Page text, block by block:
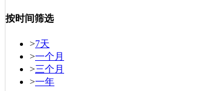
按时间筛选
>7天
>一个月
>三个月
>一年